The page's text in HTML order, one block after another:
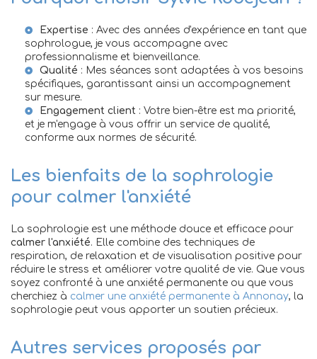
Expertise : Avec des années d'expérience en tant que
sophrologue, je vous accompagne avec
professionnalisme et bienveillance.
Qualité : Mes séances sont adaptées à vos besoins
spécifiques, garantissant ainsi un accompagnement
sur mesure.
Engagement client : Votre bien-être est ma priorité,
et je m'engage à vous offrir un service de qualité,
conforme aux normes de sécurité.
Les bienfaits de la sophrologie
pour calmer l'anxiété
La sophrologie est une méthode douce et efficace pour
calmer l'anxiété. Elle combine des techniques de
respiration, de relaxation et de visualisation positive pour
réduire le stress et améliorer votre qualité de vie. Que vous
soyez confronté à une anxiété permanente ou que vous
cherchiez à calmer une anxiété permanente à Annonay, la
sophrologie peut vous apporter un soutien précieux.
Autres services proposés par